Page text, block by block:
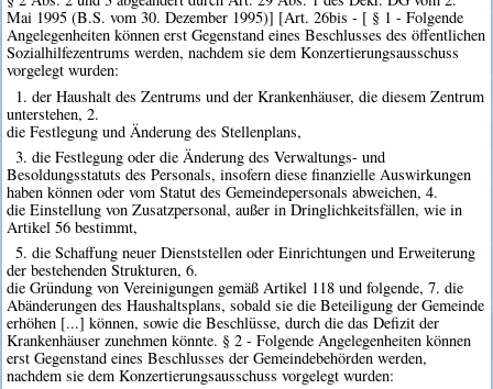
Mai 1995 (B.S. vom 30. Dezember 1995)] [Art. 26bis - [ § 1 - Folgende
Angelegenheiten können erst Gegenstand eines Beschlusses des öffentlichen
Sozialhilfezentrums werden, nachdem sie dem Konzertierungsausschuss
vorgelegt wurden:
1. der Haushalt des Zentrums und der Krankenhäuser, die diesem Zentrum
unterstehen, 2.
die Festlegung und Änderung des Stellenplans,
3. die Festlegung oder die Änderung des Verwaltungs- und
Besoldungsstatuts des Personals, insofern diese finanzielle Auswirkungen
haben können oder vom Statut des Gemeindepersonals abweichen, 4.
die Einstellung von Zusatzpersonal, außer in Dringlichkeitsfällen, wie in
Artikel 56 bestimmt,
5. die Schaffung neuer Dienststellen oder Einrichtungen und Erweiterung
der bestehenden Strukturen, 6.
die Gründung von Vereinigungen gemäß Artikel 118 und folgende, 7. die
Abänderungen des Haushaltsplans, sobald sie die Beteiligung der Gemeinde
erhöhen [...] können, sowie die Beschlüsse, durch die das Defizit der
Krankenhäuser zunehmen könnte. § 2 - Folgende Angelegenheiten können
erst Gegenstand eines Beschlusses der Gemeindebehörden werden,
nachdem sie dem Konzertierungsausschuss vorgelegt wurden: